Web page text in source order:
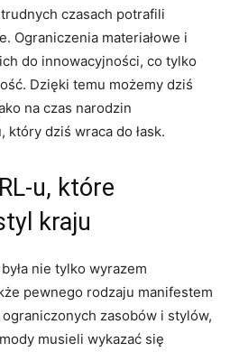
czasach potrafili
Ograniczenia materiałowe i
do innowacyjności, co tylko
Dzięki temu możemy dziś
na czas narodzin
dziś wraca do łask.
u, które
kraju
nie tylko wyrazem
pewnego rodzaju manifestem
zasobów i stylów,
musieli wykazać się